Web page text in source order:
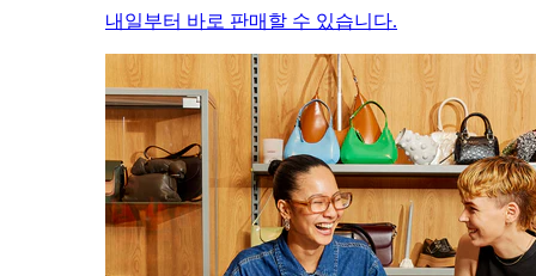
내일부터 바로 판매할 수 있습니다.